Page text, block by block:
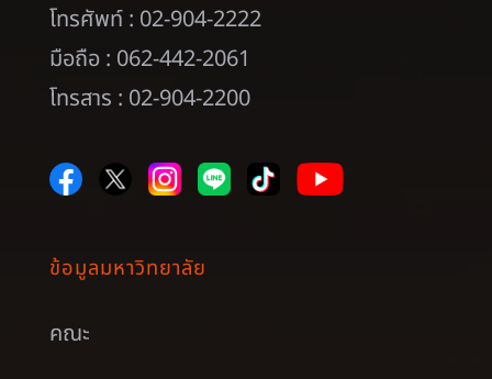
โทรศัพท์ : 02-904-2222
มือถือ : 062-442-2061
โทรสาร : 02-904-2200
ข้อมูลมหาวิทยาลัย
คณะ